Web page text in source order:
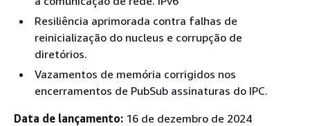
Resiliência aprimorada contra falhas de
reinicialização do nucleus e corrupção de
diretórios.
Vazamentos de memória corrigidos nos
encerramentos de PubSub assinaturas do IPC.
Data de lançamento: 16 de dezembro de 2024